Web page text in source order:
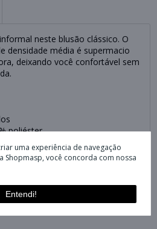
neste blusão clássico. O
densidade média é supermacio
deixando você confortável sem
poliéster.
podem variar. Para ver a
etiqueta.
uma experiência de navegação
Shopmasp, você concorda com nossa
Entendi!